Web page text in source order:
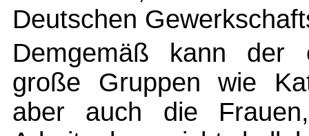
Deutschen
Demgemäß kann der
große Gruppen wie
aber auch die